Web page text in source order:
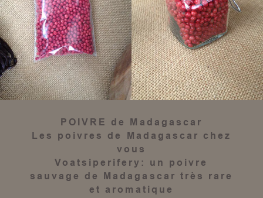
POIVRE de Madagascar
Les poivres de Madagascar chez
vous
Voatsiperifery : un
poivre
sauvage de Madagascar très rare
et aromatique